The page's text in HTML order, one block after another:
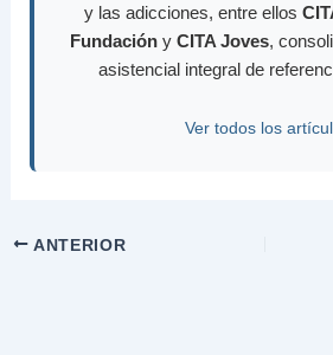
y las adicciones, entre ellos
Fundación y CITA Joves,
asistencial integral de
Ver todos los
ANTERIOR